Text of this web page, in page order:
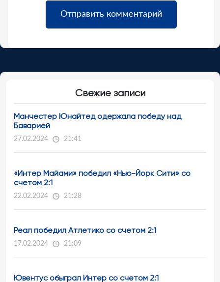
Свежие записи
Манчестер Юнайтед одержала победу над
Баварией
27.02.2024 21:41
«Интер Майами» победил «Нью-Йорк Сити» со
счетом 2:1
22.02.2024 21:28
Реал победил Атлетико со счетом 2:1
17.02.2024 21:09
Ювентус обыграл Интер со счетом 2:1